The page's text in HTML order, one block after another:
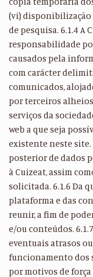
(vi) disponibilização
de pesquisa. 6.1.4 A
responsabilidade
causados pela
com carácter
comunicados,
por terceiros
serviços da
web a que seja
existente neste site.
posterior de dados
à Cuizeat, assim
solicitada. 6.1.6 Da
plataforma e das
reunir, a fim de
e/ou conteúdos.
eventuais atrasos
funcionamento dos
por motivos de